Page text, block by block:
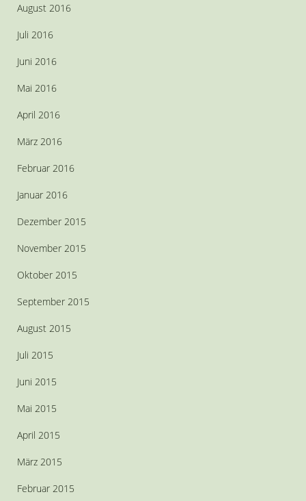
August 2016
Juli 2016
Juni 2016
Mai 2016
April 2016
März 2016
Februar 2016
Januar 2016
Dezember 2015
November 2015
Oktober 2015
September 2015
August 2015
Juli 2015
Juni 2015
Mai 2015
April 2015
März 2015
Februar 2015